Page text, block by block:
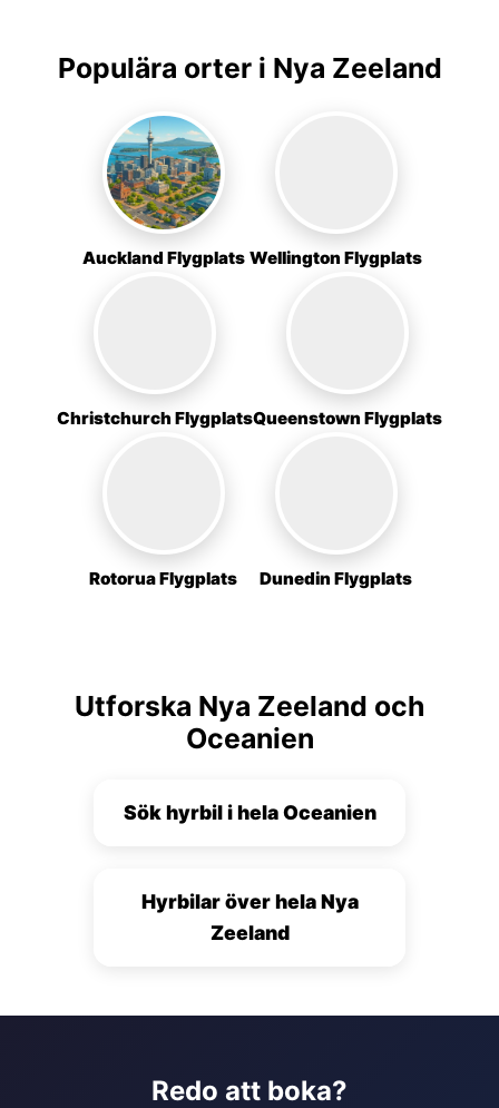
Populära orter i Nya Zeeland
Auckland Flygplats Wellington Flygplats
Christchurch FlygplatsQueenstown Flygplats
Rotorua Flygplats Dunedin Flygplats
Utforska Nya Zeeland och
Oceanien
Sök hyrbil i hela Oceanien
Hyrbilar över hela Nya
Zeeland
Redo att boka?